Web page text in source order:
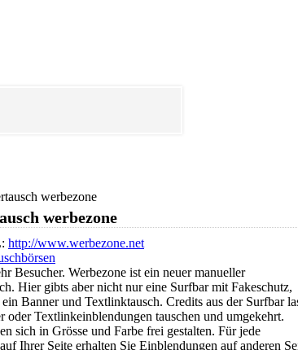
werbezone
werbezone
http://www.werbezone.net
Besucher. Werbezone ist ein neuer manueller
Hier gibts aber nicht nur eine Surfbar mit Fakeschutz,
Banner und Textlinktausch. Credits aus der Surfbar
oder Textlinkeinblendungen tauschen und umgekehrt.
sich in Grösse und Farbe frei gestalten. Für jede
Ihrer Seite erhalten Sie Einblendungen auf anderen